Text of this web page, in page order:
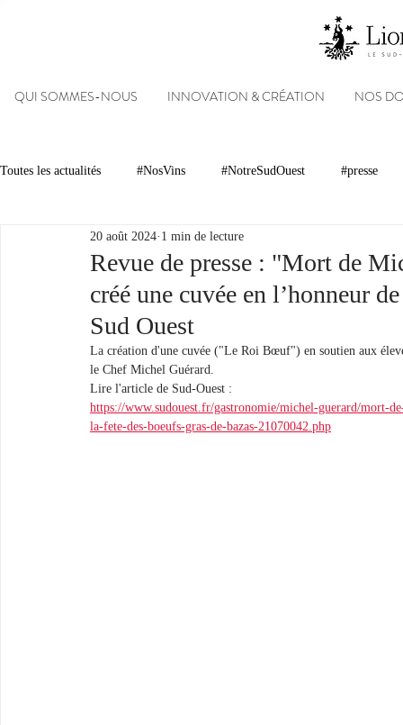
QUI SOMMES-NOUS INNOVATION & CRÉATION NOS
Toutes les actualités #NosVins #NotreSudOuest #presse
Chambre d’Amour Vins Armagnacs
#NosDomaines
Revue de presse : "Mort de
créé une cuvée en l’honneur
Sud Ouest
20 août 2024 1 min de lecture
La création d'une cuvée ("Le Roi Bœuf") en soutien aux
le Chef Michel Guérard.
Lire l'article de Sud-Ouest :
https://www.sudouest.fr/gastronomie/michel-guerard/mort-
la-fete-des-boeufs-gras-de-bazas-21070042.php